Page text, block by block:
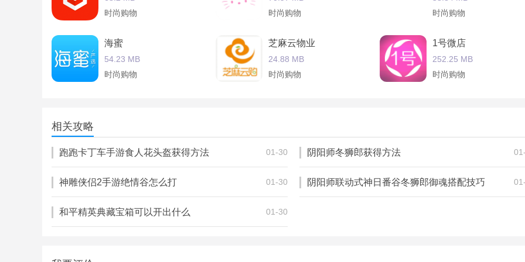
平台集美容美甲纹绣美容护肤等所有美容美甲纹绣相关行业及产品于一体充分体现一站式服务的优越性切实让商家及
用户从中得到便捷与实惠。
美容美甲网app是一款美甲资讯应用美容美甲网app为用户提供大量美甲行业信息方便用户通过软件选购各种美容美
时尚购物
时尚购物
时尚购物
海蜜
54.23 MB
时尚购物
芝麻云物业
24.88 MB
时尚购物
1号微店
252.25 MB
时尚购物
时尚购物
时尚购物
时尚购物
相关攻略
跑跑卡丁车手游食人花头盔获得方法 01-30 阴阳师冬狮郎获得方法
神雕侠侣2手游绝情谷怎么打 01-30 阴阳师联动式神日番谷冬狮郎御魂搭配技巧
和平精英典藏宝箱可以开出什么 01-30